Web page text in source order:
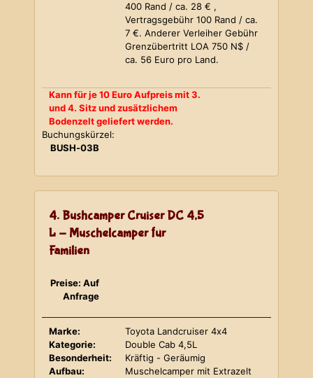
400 Rand / ca. 28 € ,
Vertragsgebühr 100 Rand / ca.
7 €. Anderer Verleiher Gebühr
Grenzübertritt LOA 750 N$ /
ca. 56 Euro pro Land.
Kann für je 10 Euro Aufpreis mit 3.
und 4. Sitz und zusätzlichem
Bodenzelt geliefert werden.
Buchungskürzel:
BUSH-03B
4. Bushcamper Cruiser DC 4,5
L - Muschelcamper für
Familien
Preise: Auf
Anfrage
Marke:
Toyota Landcruiser 4x4
Kategorie:
Double Cab 4,5L
Besonderheit:
Kräftig - Geräumig
Aufbau:
Muschelcamper mit Extrazelt